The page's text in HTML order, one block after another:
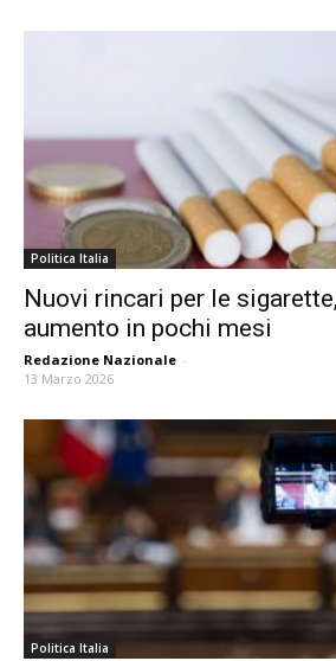
Politica Italia
Nuovi rincari per le
aumento in pochi mesi
Redazione Nazionale -
13 Marzo 2026
Politica Italia